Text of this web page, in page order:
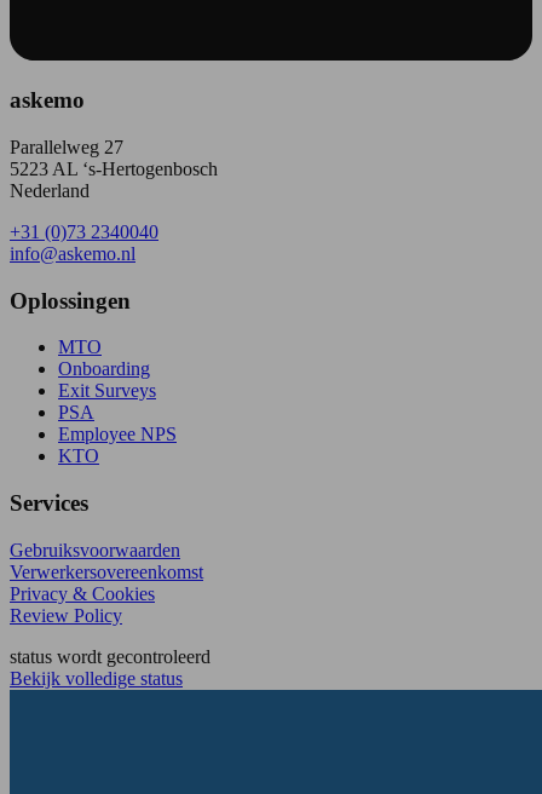
askemo
Parallelweg 27
5223 AL ‘s-Hertogenbosch
Nederland
+31 (0)73 2340040
info@askemo.nl
Oplossingen
MTO
Onboarding
Exit Surveys
PSA
Employee NPS
KTO
Services
Gebruiksvoorwaarden
Verwerkersovereenkomst
Privacy & Cookies
Review Policy
status wordt gecontroleerd
Bekijk volledige status